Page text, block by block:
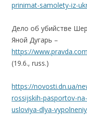
prinimat-samolety-iz-
Дело об убийстве
Яной Дугарь –
https://
(19.6., russ.)
https://novosti.dn.ua/
rossijskih-pasportov-
usloviya-dlya-